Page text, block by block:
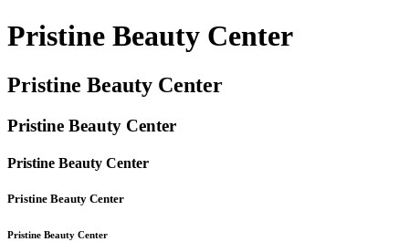
Pristine Beauty Center
Pristine Beauty Center
Pristine Beauty Center
Pristine Beauty Center
Pristine Beauty Center
Pristine Beauty Center